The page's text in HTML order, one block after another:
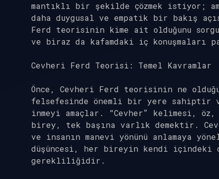
mantıklı bir şekilde çözmek istiyor;
daha duygusal ve empatik bir bakış
Ferd teorisinin kime ait olduğunu
ve biraz da kafamdaki iç konuşmaları
Cevheri Ferd Teorisi: Temel Kavramlar
Önce, Cevheri Ferd teorisinin ne
felsefesinde önemli bir yere sahiptir
inmeyi amaçlar. “Cevher” kelimesi,
birey, tek başına varlık demektir.
ve insanın manevi yönünü anlamaya
düşüncesi, her bireyin kendi içindeki
gerekliliğidir.